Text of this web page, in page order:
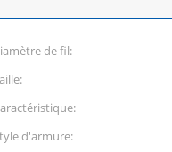
de fil:
d'armure: